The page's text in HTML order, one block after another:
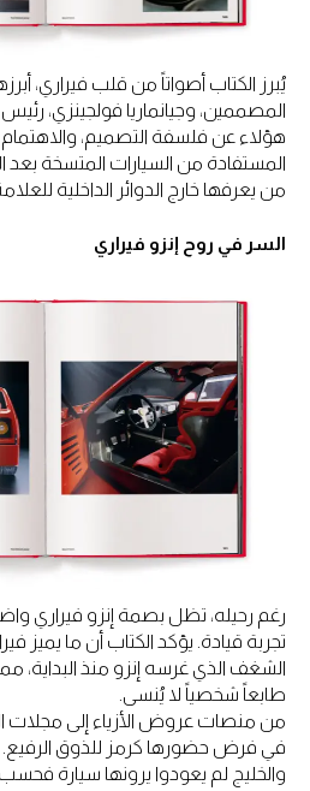
يُبرز الكتاب أصواتاً من قلب فيراري،
المصممين، وجيانماريا فولجينزي،
هؤلاء عن فلسفة التصميم،
المستفادة من السيارات المتسخة
من يعرفها خارج الدوائر الداخلية
السر في روح إنزو فيراري
رغم رحيله، تظل بصمة إنزو فيراري
تجربة قيادة. يؤكد الكتاب أن ما يميز
الشغف الذي غرسه إنزو منذ البداية،
طابعاً شخصياً لا يُنسى.
من منصات عروض الأزياء إلى مجلات
في فرض حضورها كرمز للذوق الرفيع.
والخليج لم يعودوا يرونها سيارة